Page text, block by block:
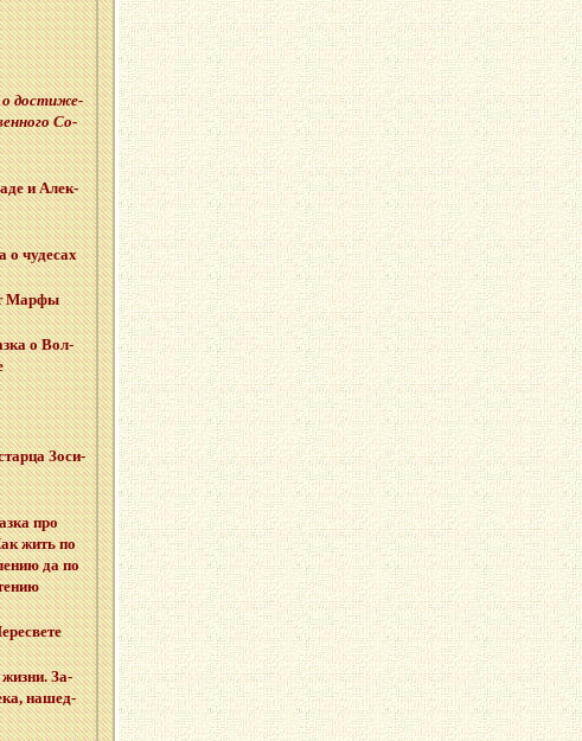
о до­сти­же­
Со­
и Алек­
о чу­де­сах
Марфы
о Вол­
Зо­си­
про
жить по
да по
За­
на­шед­